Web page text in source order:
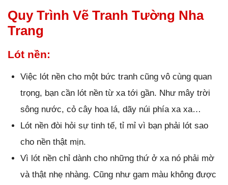
Quy Trình Vẽ Tranh Tường Nha
Trang
Lót nền:
Việc lót nền cho một bức tranh cũng vô cùng quan
trọng, bạn cần lót nền từ xa tới gần. Như mây trời
sông nước, cỏ cây hoa lá, dãy núi phía xa xa…
Lót nền đòi hỏi sự tinh tế, tỉ mỉ vì bạn phải lót sao
cho nền thật mịn.
Vì lót nền chỉ dành cho những thứ ở xa nó phải mờ
và thật nhẹ nhàng. Cũng như gam màu không được